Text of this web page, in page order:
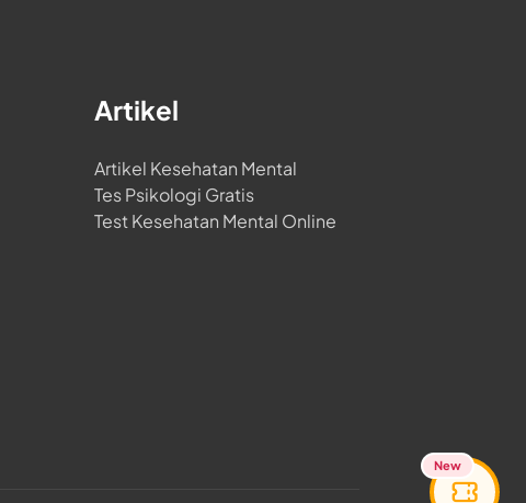
New
Artikel
Artikel Kesehatan Mental
Tes Psikologi Gratis
Test Kesehatan Mental Online